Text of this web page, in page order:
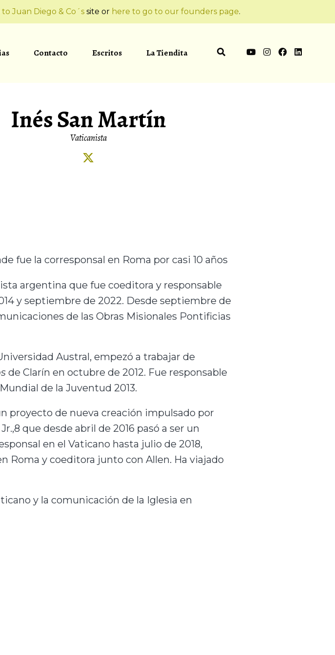
Juan Diego & Co´s site or here to go to our founders page.
Contacto Escritos La Tiendita
Inés San Martín
Vaticanista
fue la corresponsal en Roma por casi 10 años
argentina que fue coeditora y responsable
y septiembre de 2022. Desde septiembre de
de las Obras Misionales Pontificias
Austral, ​ empezó a trabajar de
de Clarín en octubre de 2012. Fue responsable
de la Juventud 2013.
proyecto de nueva creación impulsado por
8 ​ que desde abril de 2016 pasó a ser un
en el Vaticano hasta julio de 2018,
Roma y coeditora junto con Allen. Ha viajado
y la comunicación de la Iglesia en